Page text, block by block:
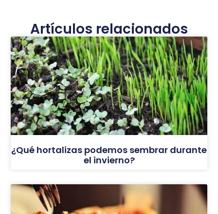
Artículos relacionados
¿Qué hortalizas podemos sembrar durante
el invierno?